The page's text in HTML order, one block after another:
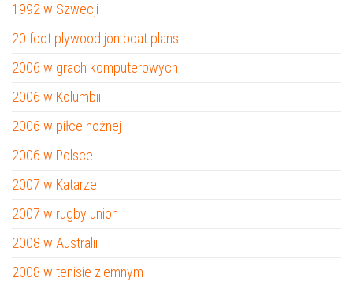
1992 w Szwecji
20 foot plywood jon boat plans
2006 w grach komputerowych
2006 w Kolumbii
2006 w piłce nożnej
2006 w Polsce
2007 w Katarze
2007 w rugby union
2008 w Australii
2008 w tenisie ziemnym